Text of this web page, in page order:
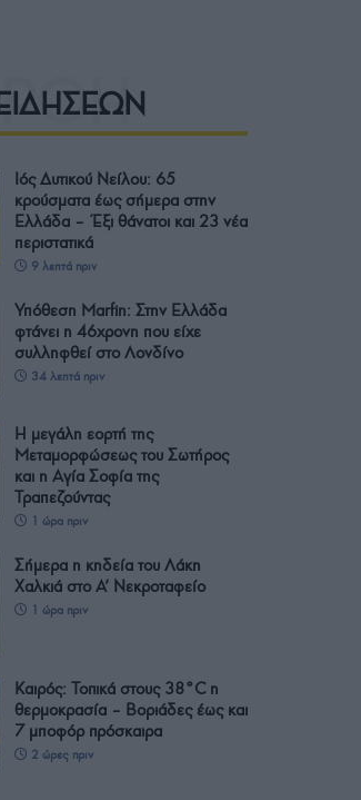
Ιός Δυτικού Νείλου: 65
κρούσματα έως σήμερα στην
Ελλάδα – Έξι θάνατοι και 23 νέα
περιστατικά
9 λεπτά πριν
Υπόθεση Μarfin: Στην Ελλάδα
φτάνει η 46χρονη που είχε
συλληφθεί στο Λονδίνο
34 λεπτά πριν
Η μεγάλη εορτή της
Μεταμορφώσεως του Σωτήρος
και η Αγία Σοφία της
Τραπεζούντας
1 ώρα πριν
Σήμερα η κηδεία του Λάκη
Χαλκιά στο Α’ Νεκροταφείο
1 ώρα πριν
Καιρός: Τοπικά στους 38°C η
θερμοκρασία – Βοριάδες έως και
7 μποφόρ πρόσκαιρα
2 ώρες πριν